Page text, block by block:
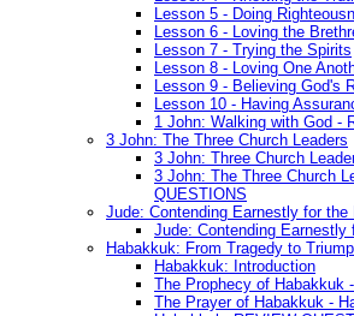
Lesson 5 - Doing
Lesson 6 - Loving the
Lesson 7 - Trying the Spirits
Lesson 8 - Loving One
Lesson 9 - Believing God's
Lesson 10 - Having
1 John: Walking with God -
3 John: The Three Church Leaders
3 John: Three Church
3 John: The Three Church
QUESTIONS
Jude: Contending Earnestly for the
Jude: Contending Earnestly
Habakkuk: From Tragedy to
Habakkuk: Introduction
The Prophecy of Habakkuk
The Prayer of Habakkuk -